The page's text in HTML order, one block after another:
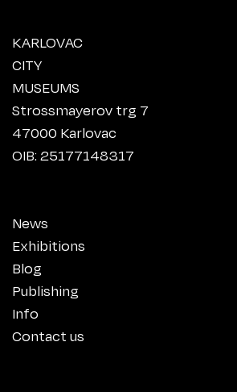
KARLOVAC
CITY
MUSEUMS
Strossmayerov trg 7
47000 Karlovac
OIB: 25177148317
News
Exhibitions
Blog
Publishing
Info
Contact us